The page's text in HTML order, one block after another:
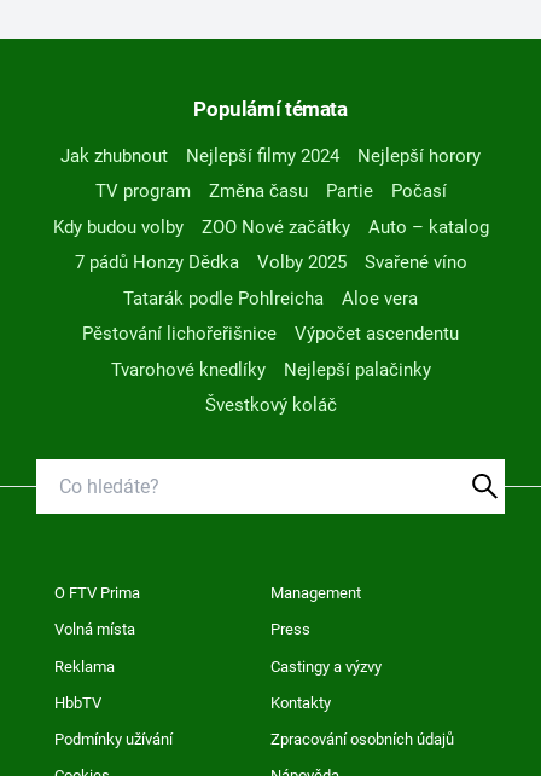
Populární témata
Jak zhubnout Nejlepší filmy 2024
Nejlepší horory
TV program
Změna času Partie
Počasí
Kdy budou volby
ZOO Nové začátky
Auto – katalog
7 pádů Honzy Dědka
Volby 2025
Svařené víno
Tatarák podle Pohlreicha
Aloe vera
Pěstování lichořeřišnice
Výpočet ascendentu
Tvarohové knedlíky
Nejlepší palačinky
Švestkový koláč
O FTV Prima Management
Volná místa Press
Reklama Castingy a výzvy
HbbTV Kontakty
Podmínky užívání Zpracování osobních údajů